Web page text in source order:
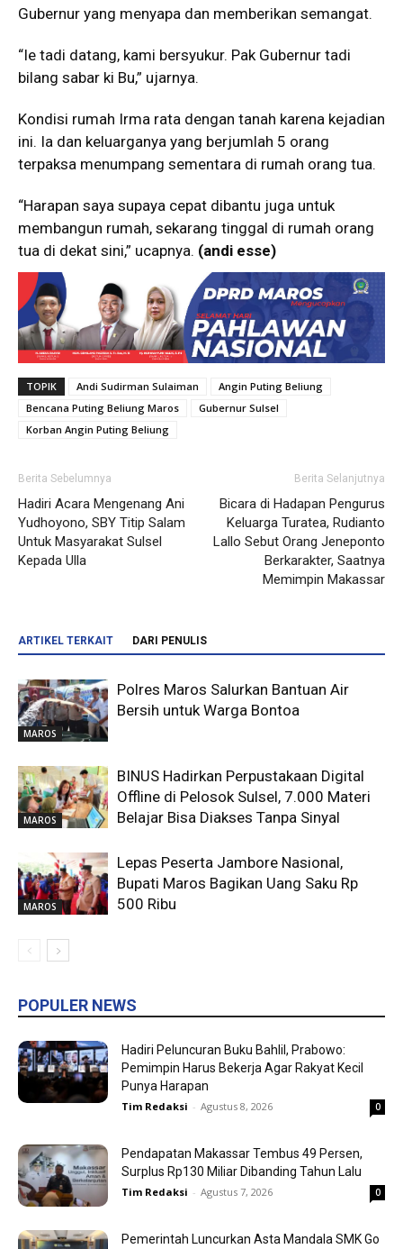
Gubernur yang menyapa dan memberikan semangat.
“Ie tadi datang, kami bersyukur. Pak Gubernur tadi
bilang sabar ki Bu,” ujarnya.
Kondisi rumah Irma rata dengan tanah karena kejadian
ini. Ia dan keluarganya yang berjumlah 5 orang
terpaksa menumpang sementara di rumah orang tua.
“Harapan saya supaya cepat dibantu juga untuk
membangun rumah, sekarang tinggal di rumah orang
tua di dekat sini,” ucapnya. (andi esse)
TOPIK Andi Sudirman Sulaiman
Angin Puting Beliung
Bencana Puting Beliung Maros
Gubernur Sulsel
Korban Angin Puting Beliung
Berita Sebelumnya
Hadiri Acara Mengenang Ani
Yudhoyono, SBY Titip Salam
Untuk Masyarakat Sulsel
Kepada Ulla
Berita Selanjutnya
Bicara di Hadapan Pengurus
Keluarga Turatea, Rudianto
Lallo Sebut Orang Jeneponto
Berkarakter, Saatnya
Memimpin Makassar
ARTIKEL TERKAIT DARI PENULIS
MAROS
Polres Maros Salurkan Bantuan Air
Bersih untuk Warga Bontoa
MAROS
BINUS Hadirkan Perpustakaan Digital
Offline di Pelosok Sulsel, 7.000 Materi
Belajar Bisa Diakses Tanpa Sinyal
MAROS
Lepas Peserta Jambore Nasional,
Bupati Maros Bagikan Uang Saku Rp
500 Ribu
POPULER NEWS
Hadiri Peluncuran Buku Bahlil, Prabowo:
Pemimpin Harus Bekerja Agar Rakyat Kecil
Punya Harapan
Tim Redaksi - Agustus 8, 2026 0
Pendapatan Makassar Tembus 49 Persen,
Surplus Rp130 Miliar Dibanding Tahun Lalu
Tim Redaksi - Agustus 7, 2026 0
Pemerintah Luncurkan Asta Mandala SMK Go